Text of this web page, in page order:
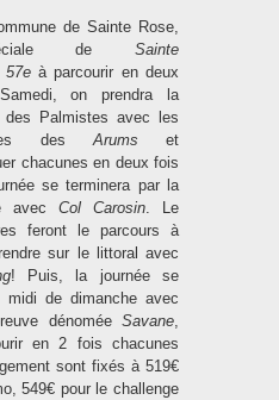
de Sainte Rose,
de Sainte
57eà parcourir en deux
on prendra la
Palmistes avec les
desArums et
chacunes en deux fois
se terminera par la
avec Col Carosin. Le
feront le parcours à
sur le littoral avec
! Puis, la journée se
midi de dimanche avec
dénomée Savane,
en 2 fois chacunes
sont fixés à 519€
549€ pour le challenge